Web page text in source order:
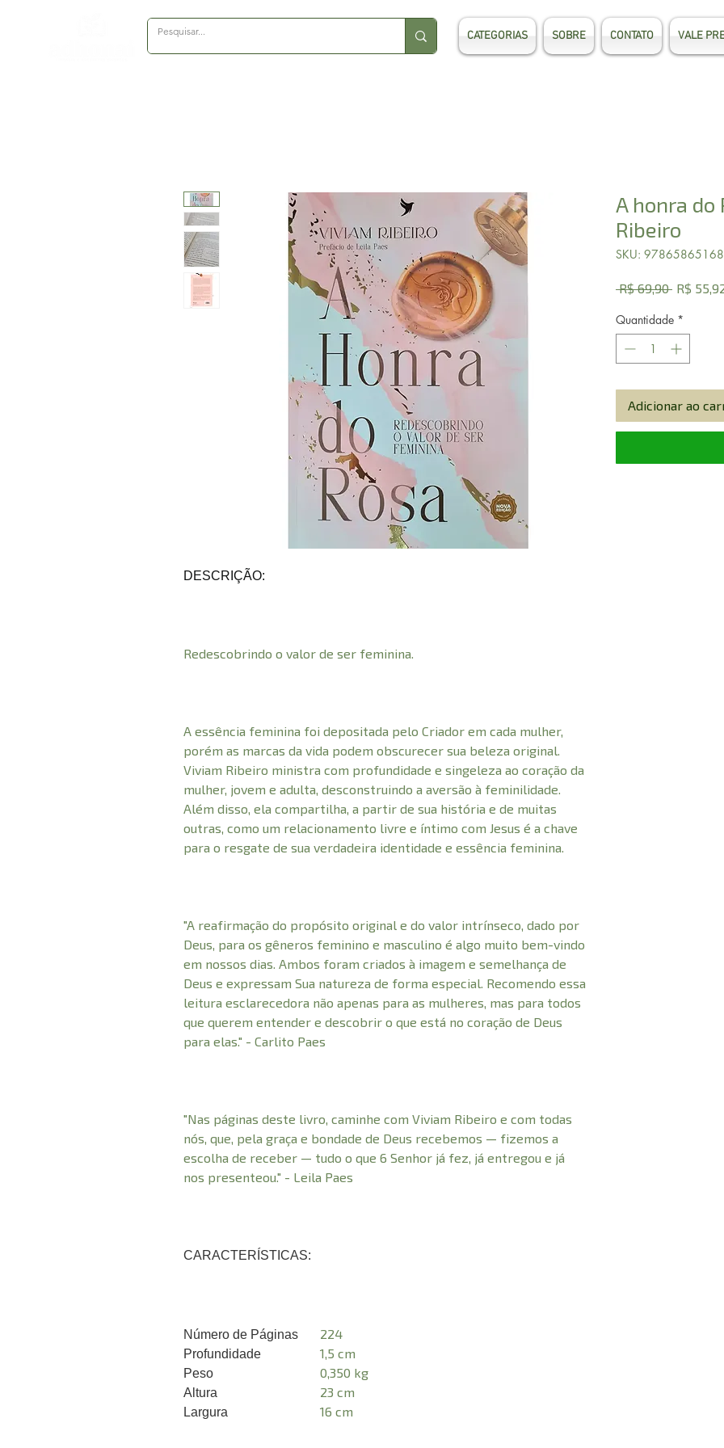
CATEGORIAS SOBRE CONTATO VALE
DESCRIÇÃO:
Redescobrindo o valor de ser feminina.
A essência feminina foi depositada pelo Criador em cada mulher,
porém as marcas da vida podem obscurecer sua beleza original.
Viviam Ribeiro ministra com profundidade e singeleza ao coração da
mulher, jovem e adulta, desconstruindo a aversão à feminilidade.
Além disso, ela compartilha, a partir de sua história e de muitas
outras, como um relacionamento livre e íntimo com Jesus é a chave
para o resgate de sua verdadeira identidade e essência feminina.
"A reafirmação do propósito original e do valor intrínseco, dado por
Deus, para os gêneros feminino e masculino é algo muito bem-vindo
em nossos dias. Ambos foram criados à imagem e semelhança de
Deus e expressam Sua natureza de forma especial. Recomendo essa
leitura esclarecedora não apenas para as mulheres, mas para todos
que querem entender e descobrir o que está no coração de Deus
para elas." - Carlito Paes
"Nas páginas deste livro, caminhe com Viviam Ribeiro e com todas
nós, que, pela graça e bondade de Deus recebemos — fizemos a
escolha de receber — tudo o que 6 Senhor já fez, já entregou e já
nos presenteou." - Leila Paes
CARACTERÍSTICAS:
Número de Páginas 224
Profundidade 1,5 cm
Peso 0,350 kg
Altura 23 cm
Largura 16 cm
A honra do
Ribeiro
SKU:
R$ 69,90 Preço
R$
Quantidade *
Adicionar ao